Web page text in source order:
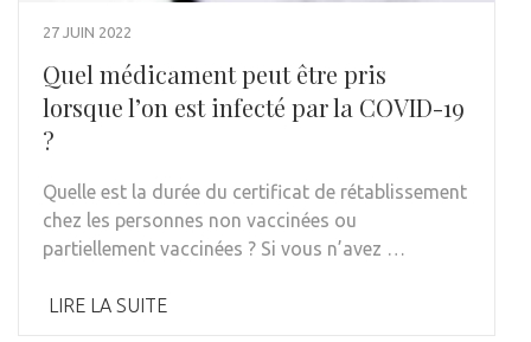
27 JUIN 2022
Quel médicament peut être pris
lorsque l’on est infecté par la COVID-19
?
Quelle est la durée du certificat de rétablissement
chez les personnes non vaccinées ou
partiellement vaccinées ? Si vous n’avez …
LIRE LA SUITE